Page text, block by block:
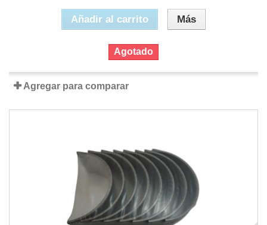
Añadir al carrito Más
Agotado
Agregar para comparar